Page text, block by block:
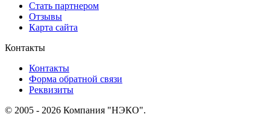
Стать партнером
Отзывы
Карта сайта
Контакты
Контакты
Форма обратной связи
Реквизиты
© 2005 - 2026 Компания "НЭКО".